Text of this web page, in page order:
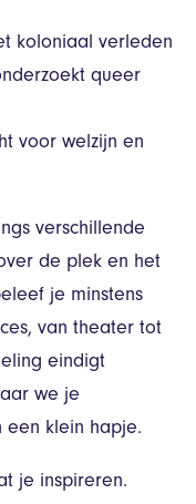
koloniaal verleden
queer
voor welzijn en
verschillende
de plek en het
je minstens
van theater tot
eindigt
we je
een klein hapje.
je inspireren.